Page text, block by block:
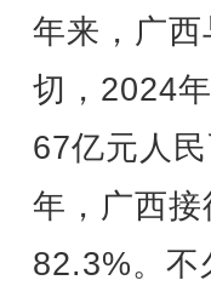
年来，广
切，2024
67亿元人
年，广西
82.3%。不